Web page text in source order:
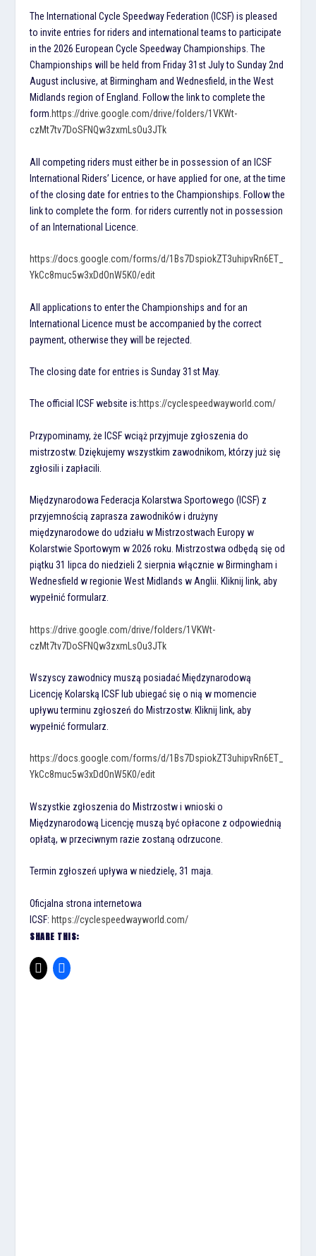
The International Cycle Speedway Federation (ICSF) is pleased
to invite entries for riders and international teams to participate
in the 2026 European Cycle Speedway Championships. The
Championships will be held from Friday 31st July to Sunday 2nd
August inclusive, at Birmingham and Wednesfield, in the West
Midlands region of England. Follow the link to complete the
form.https://drive.google.com/drive/folders/1VKWt-
czMt7tv7DoSFNQw3zxmLsOu3JTk
All competing riders must either be in possession of an ICSF
International Riders’ Licence, or have applied for one, at the time
of the closing date for entries to the Championships. Follow the
link to complete the form. for riders currently not in possession
of an International Licence.
https://docs.google.com/forms/d/1Bs7DspiokZT3uhipvRn6ET_
YkCc8muc5w3xDdOnW5K0/edit
All applications to enter the Championships and for an
International Licence must be accompanied by the correct
payment, otherwise they will be rejected.
The closing date for entries is Sunday 31st May.
The official ICSF website is:https://cyclespeedwayworld.com/
Przypominamy, że ICSF wciąż przyjmuje zgłoszenia do
mistrzostw. Dziękujemy wszystkim zawodnikom, którzy już się
zgłosili i zapłacili.
Międzynarodowa Federacja Kolarstwa Sportowego (ICSF) z
przyjemnością zaprasza zawodników i drużyny
międzynarodowe do udziału w Mistrzostwach Europy w
Kolarstwie Sportowym w 2026 roku. Mistrzostwa odbędą się od
piątku 31 lipca do niedzieli 2 sierpnia włącznie w Birmingham i
Wednesfield w regionie West Midlands w Anglii. Kliknij link, aby
wypełnić formularz.
https://drive.google.com/drive/folders/1VKWt-
czMt7tv7DoSFNQw3zxmLsOu3JTk
Wszyscy zawodnicy muszą posiadać Międzynarodową
Licencję Kolarską ICSF lub ubiegać się o nią w momencie
upływu terminu zgłoszeń do Mistrzostw. Kliknij link, aby
wypełnić formularz.
https://docs.google.com/forms/d/1Bs7DspiokZT3uhipvRn6ET_
YkCc8muc5w3xDdOnW5K0/edit
Wszystkie zgłoszenia do Mistrzostw i wnioski o
Międzynarodową Licencję muszą być opłacone z odpowiednią
opłatą, w przeciwnym razie zostaną odrzucone.
Termin zgłoszeń upływa w niedzielę, 31 maja.
Oficjalna strona internetowa
ICSF:https://cyclespeedwayworld.com/
SHARE THIS: